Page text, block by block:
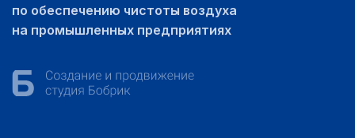
по обеспечению чистоты воздуха
на промышленных предприятиях